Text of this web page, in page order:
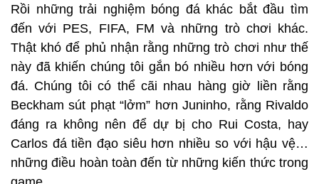
Rồi những trải nghiệm bóng đá khác bắt đầu tìm
đến với PES, FIFA, FM và những trò chơi khác.
Thật khó để phủ nhận rằng những trò chơi như thế
này đã khiến chúng tôi gắn bó nhiều hơn với bóng
đá. Chúng tôi có thể cãi nhau hàng giờ liền rằng
Beckham sút phạt “lởm” hơn Juninho, rằng Rivaldo
đáng ra không nên để dự bị cho Rui Costa, hay
Carlos đá tiền đạo siêu hơn nhiều so với hậu vệ…
những điều hoàn toàn đến từ những kiến thức trong